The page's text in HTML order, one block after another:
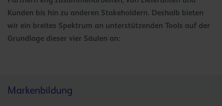
Kunden bis hin zu anderen Stakeholdern. Deshalb bieten
wir ein breites Spektrum an unterstützenden Tools auf der
Grundlage dieser vier Säulen an:
Markenbildung